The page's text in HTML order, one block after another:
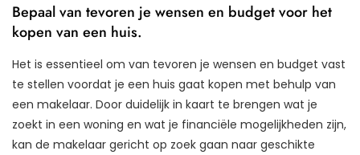
Bepaal van tevoren je wensen en budget voor het
kopen van een huis.
Het is essentieel om van tevoren je wensen en budget vast
te stellen voordat je een huis gaat kopen met behulp van
een makelaar. Door duidelijk in kaart te brengen wat je
zoekt in een woning en wat je financiële mogelijkheden zijn,
kan de makelaar gericht op zoek gaan naar geschikte